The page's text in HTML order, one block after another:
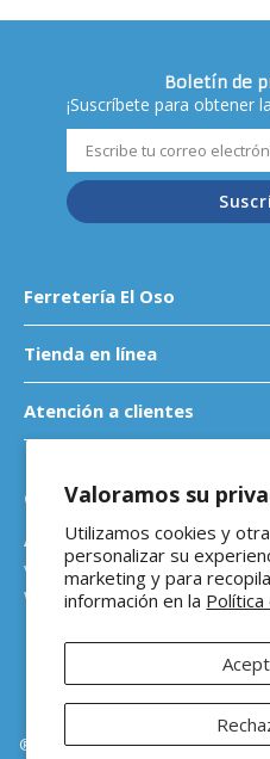
Valoramos su
Utilizamos cookies y
personalizar su
marketing y para
información en la Política
Boletín de
¡Suscríbete para obtener
Ferretería El Oso
Tienda en línea
Atención a clientes
Contáctanos
Atención a empresas
WhatsApp: 464 205 4992
®Ferretería El Oso Todos los